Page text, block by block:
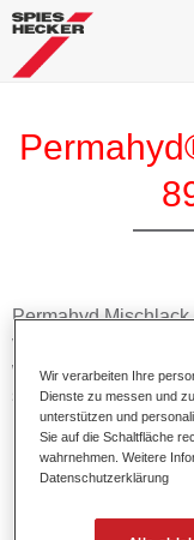
Permahyd
von Permahyd
speziellen PU-
Effektlackierungen.
Produktmerkmale
1,5 Spritzgängen.
Wir verarbeiten Ihre
Dienste zu messen und
unterstützen und
Sie auf die Schaltfläche
wahrnehmen. Weitere
Datenschutzerklärung